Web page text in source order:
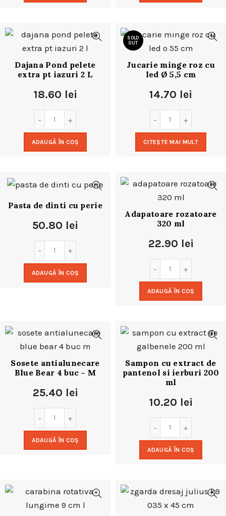
Dajana Pond pelete
extra pt iazuri 2 L
18.60 lei
ADAUGĂ ÎN COȘ
SOLD
OUT
Jucarie minge roz cu
led Ø 5,5 cm
14.70 lei
CITEȘTE MAI MULT
Pasta de dinti cu perie
50.80 lei
ADAUGĂ ÎN COȘ
Adapatoare rozatoare
320 ml
22.90 lei
ADAUGĂ ÎN COȘ
Sosete antialunecare
Blue Bear 4 buc – M
25.40 lei
ADAUGĂ ÎN COȘ
Sampon cu extract de
pantenol si ierburi 200
ml
10.20 lei
ADAUGĂ ÎN COȘ